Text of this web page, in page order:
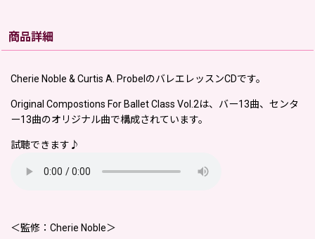
商品詳細
Cherie Noble & Curtis A. ProbelのバレエレッスンCDです。
Original Compostions For Ballet Class Vol.2は、バー13曲、センタ
ー13曲のオリジナル曲で構成されています。
試聴できます♪
＜監修：Cherie Noble＞